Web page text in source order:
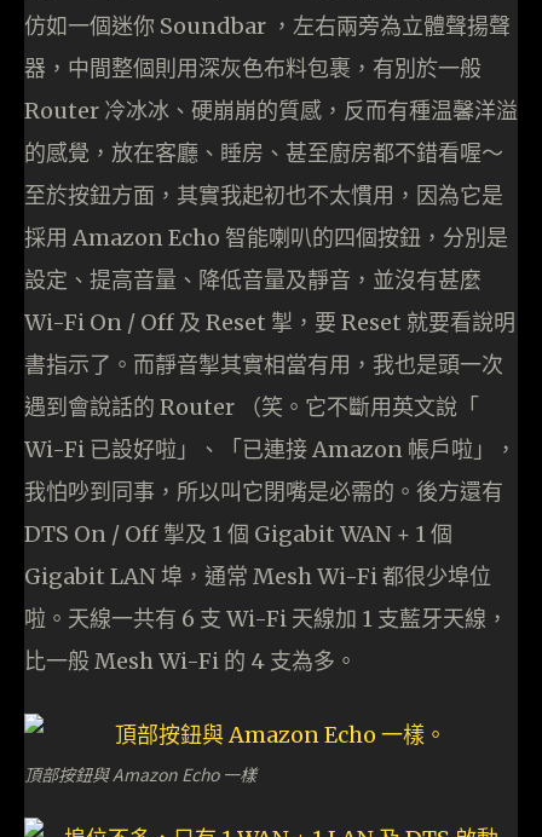
仿如一個迷你 Soundbar ，左右兩旁為立體聲揚聲
器，中間整個則用深灰色布料包裹，有別於一般
Router 冷冰冰、硬崩崩的質感，反而有種温馨洋溢
的感覺，放在客廳、睡房、甚至廚房都不錯看喔～
至於按鈕方面，其實我起初也不太慣用，因為它是
採用 Amazon Echo 智能喇叭的四個按鈕，分別是
設定、提高音量、降低音量及靜音，並沒有甚麼
Wi-Fi On / Off 及 Reset 掣，要 Reset 就要看說明
書指示了。而靜音掣其實相當有用，我也是頭一次
遇到會說話的 Router （笑。它不斷用英文說「
Wi-Fi 已設好啦」、「已連接 Amazon 帳戶啦」，
我怕吵到同事，所以叫它閉嘴是必需的。後方還有
DTS On / Off 掣及 1 個 Gigabit WAN + 1 個
Gigabit LAN 埠，通常 Mesh Wi-Fi 都很少埠位
啦。天線一共有 6 支 Wi-Fi 天線加 1 支藍牙天線，
比一般 Mesh Wi-Fi 的 4 支為多。
頂部按鈕與 Amazon Echo 一樣